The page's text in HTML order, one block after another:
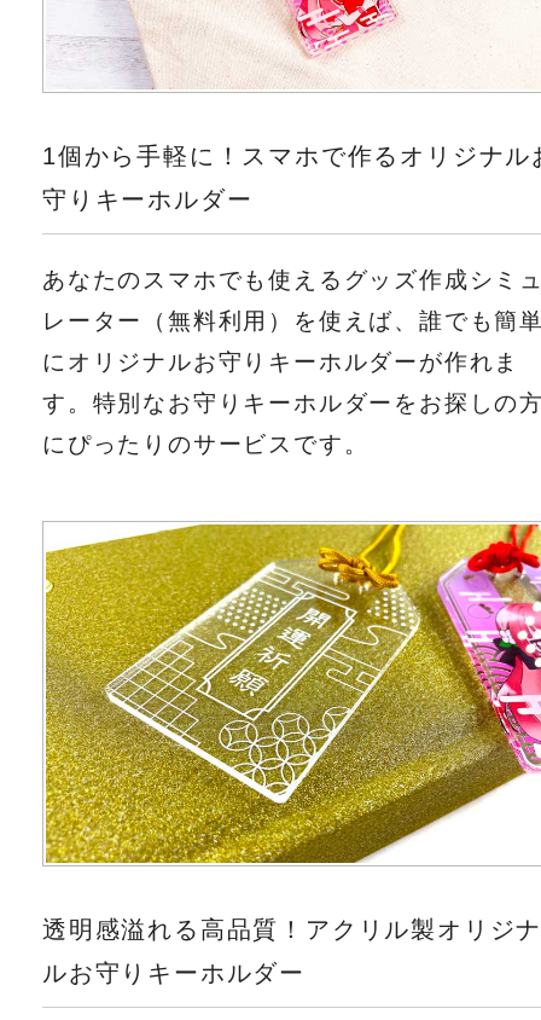
1個から手軽に！スマホで作るオリジナル
守りキーホルダー
あなたのスマホでも使えるグッズ作成シミ
レーター（無料利用）を使えば、誰でも簡
にオリジナルお守りキーホルダーが作れま
す。特別なお守りキーホルダーをお探しの
にぴったりのサービスです。
透明感溢れる高品質！アクリル製オリジ
ルお守りキーホルダー